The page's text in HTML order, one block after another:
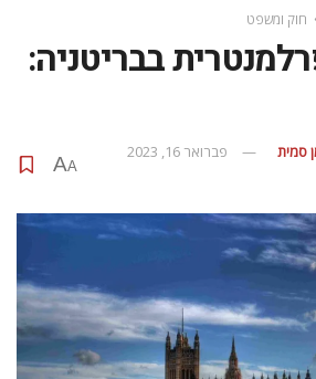
חוק ומשפט
בבריטניה:
סמית
פברואר 16, 2023
A
A